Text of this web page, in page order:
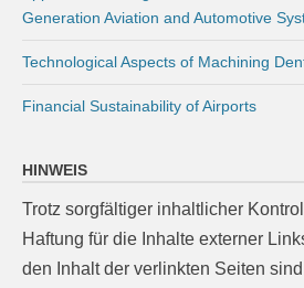
Generation Aviation and Automotive
Technological Aspects of Machining
Financial Sustainability of Airports
HINWEIS
Trotz sorgfältiger inhaltlicher
Haftung für die Inhalte externer
den Inhalt der verlinkten Seiten